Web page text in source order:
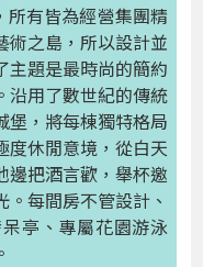
所有皆為經營集團精
術之島，所以設計並
主題是最時尚的簡約
沿用了數世紀的傳統
堡，將每棟獨特格局
度休閒意境，從白天
邊把酒言歡，舉杯邀
每間房不管設計、
亭、專屬花園游泳